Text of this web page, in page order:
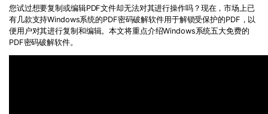
加入我们
帮助中心
移动端
万兴PDF 安卓版
PDF编辑器
PDF合并工具
学校&教育
企业采购
帮助中心
产品支持
免费下载
您试过想要复制或编辑PDF文件却无法对其进行操作吗？现在，市场上已
有几款支持Windows系统的PDF密码破解软件用于解锁受保护的PDF ，以
便用户对其进行复制和编辑。本文将重点介绍Windows系统五大免费的
PDF密码破解软件。